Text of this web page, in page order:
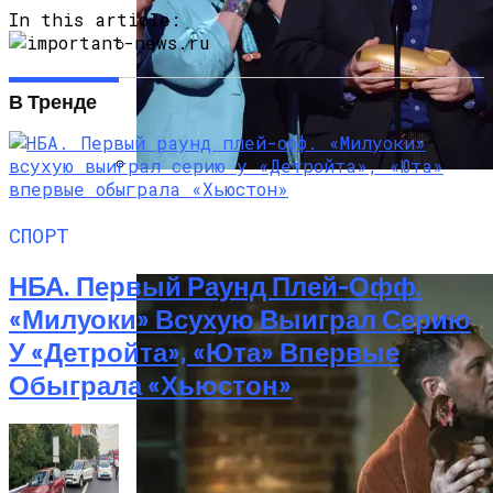
Под Киевом Мотоцикл Влетел В
Легковушку: Двое Погибших
Тёмная Сторона Детских Шоу: Куда
In this article:
В Тренде
СПОРТ
НБА. Первый Раунд Плей-Офф.
«Милуоки» Всухую Выиграл Серию
У «Детройта», «Юта» Впервые
Обыграла «Хьюстон»